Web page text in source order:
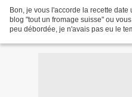
Bon, je vous l'accorde la recette
blog "tout un fromage suisse" ou
peu débordée, je n'avais pas eu le